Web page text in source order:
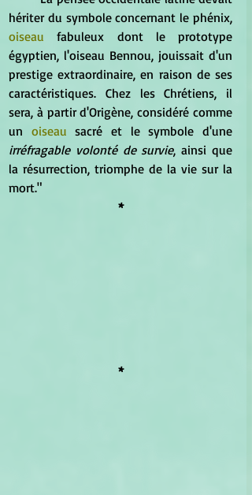
oiseau fabuleux dont le prototype
égyptien, l'oiseau Bennou, jouissait d'un
prestige extraordinaire, en raison de ses
caractéristiques. Chez les Chrétiens, il
sera, à partir d'Origène, considéré comme
un oiseau sacré et le symbole d'une
irréfragable volonté de survie, ainsi que
la résurrection, triomphe de la vie sur la
mort."
*
*